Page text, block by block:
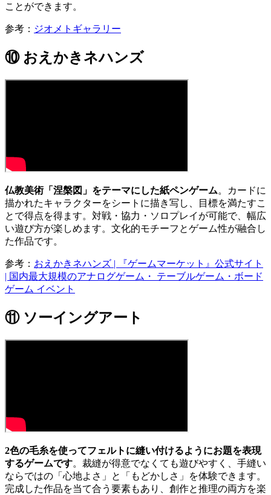
ことができます。
参考： ジオメトギャラリー
⑩ おえかきネハンズ
仏教美術「涅槃図」をテーマにした紙ペンゲーム。カードに
描かれたキャラクターをシートに描き写し、目標を満たすこ
とで得点を得ます。対戦・協力・ソロプレイが可能で、幅広
い遊び方が楽しめます。文化的モチーフとゲーム性が融合し
た作品です。
参考： おえかきネハンズ | 『ゲームマーケット』公式サイト
| 国内最大規模のアナログゲーム・ テーブルゲーム・ボード
ゲーム イベント
⑪ ソーイングアート
2色の毛糸を使ってフェルトに縫い付けるようにお題を表現
するゲームです。裁縫が得意でなくても遊びやすく、手縫い
ならではの「心地よさ」と「もどかしさ」を体験できます。
完成した作品を当て合う要素もあり、創作と推理の両方を楽